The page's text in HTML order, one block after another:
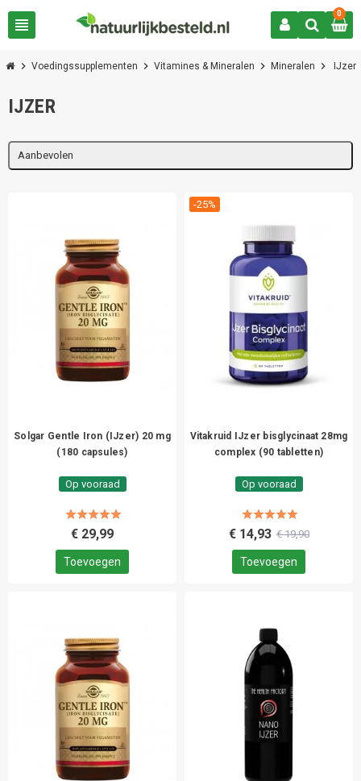
view_headline
0
chevron_right Voedingssupplementen chevron_right Vitamines & Mineralen chevron_right Mineralen chevron_right IJzer
IJZER
Aanbevolen
Solgar Gentle Iron (IJzer) 20 mg
(180 capsules)
Op vooraad
€ 29,99
Toevoegen
-25%
Vitakruid IJzer bisglycinaat 28mg
complex (90 tabletten)
Op vooraad
€ 14,93 € 19,90
Toevoegen